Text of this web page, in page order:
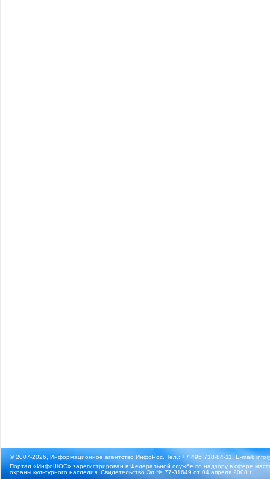
© 2007-2026, Информационное агентство ИнфоРос. Тел.: +7 495 718-84-11, E-mail:
Портал «ИнфоШОС» зарегистрирован в Федеральной службе по надзору в сфере
охраны культурного наследия. Свидетельство Эл № 77-31649 от 04 апреля 2008 г.